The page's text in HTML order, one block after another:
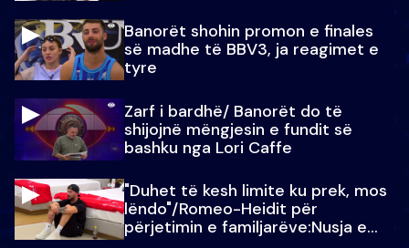
Banorët shohin promon e finales
së madhe të BBV3, ja reagimet e
tyre
Zarf i bardhë/ Banorët do të
shijojnë mëngjesin e fundit së
bashku nga Lori Caffe
"Duhet të kesh limite ku prek, mos
lëndo"/Romeo-Heidit për
përjetimin e familjarëve:Nusja e